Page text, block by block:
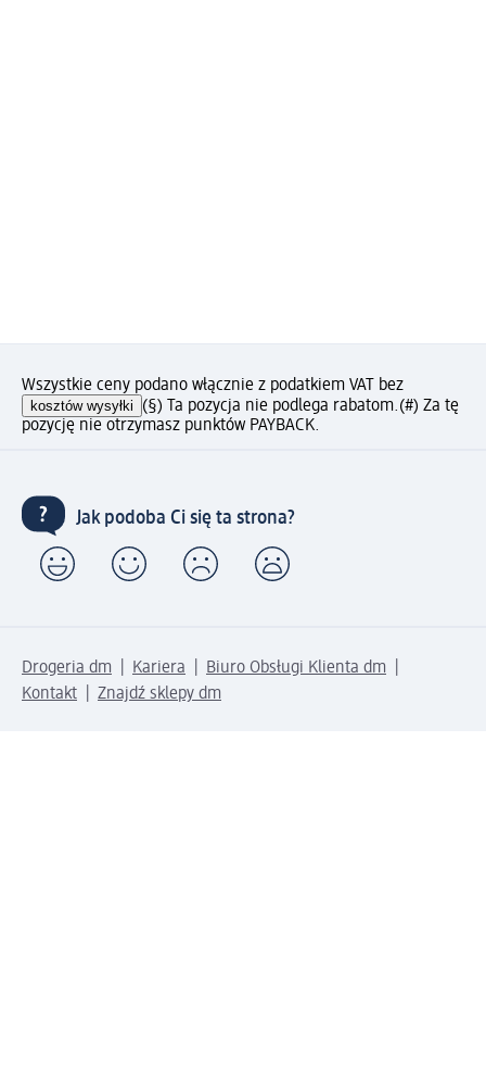
Wszystkie ceny podano włącznie z podatkiem VAT bez
kosztów wysyłki (§) Ta pozycja nie podlega rabatom.(#) Za tę
pozycję nie otrzymasz punktów PAYBACK.
Jak podoba Ci się ta strona?
Drogeria dm Kariera
Biuro Obsługi Klienta dm
Kontakt
Znajdź sklepy dm